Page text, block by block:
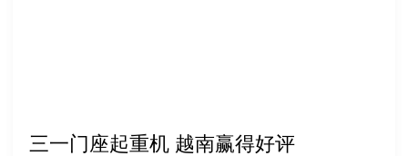
三一门座起重机 越南赢得好评